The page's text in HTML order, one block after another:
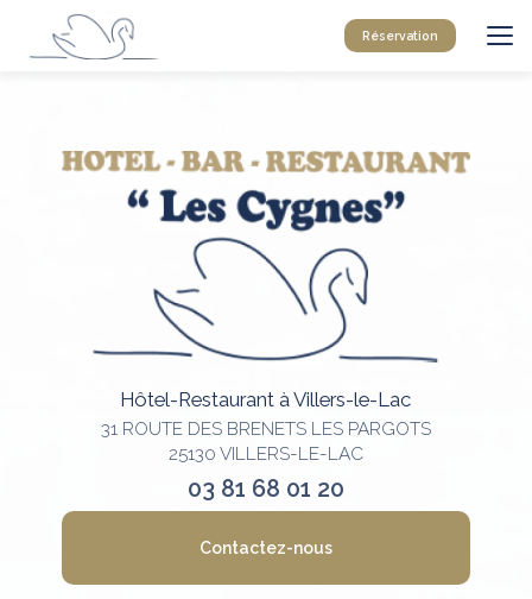
contenu
Réservation
Hôtel-Restaurant à Villers-le-Lac
31 ROUTE DES BRENETS LES PARGOTS
25130 VILLERS-LE-LAC
03 81 68 01 20
Contactez-nous